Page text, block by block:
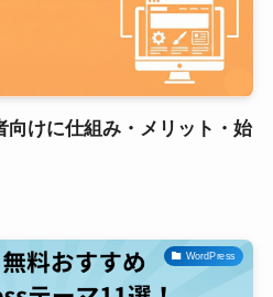
けに仕組み・メリット・始
WordPress